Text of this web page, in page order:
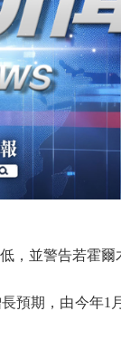
並警告若霍爾
期，由今年1